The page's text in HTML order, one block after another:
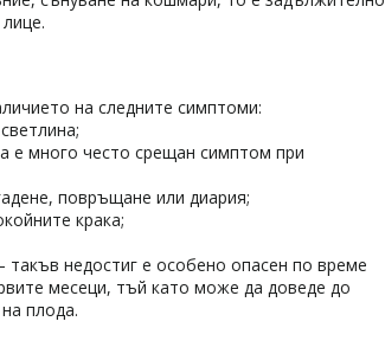
на следните симптоми:
е много често срещан симптом при
повръщане или диария;
крака;
недостиг е особено опасен по време
месеци, тъй като може да доведе до
плода.